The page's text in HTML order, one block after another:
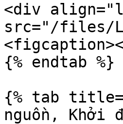
<div
src="/files/
{% endtab %}
{% tab
nguồn, Khởi